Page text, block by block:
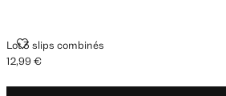
Lot 3 slips combinés
LOT 3 SLIPS COMBINÉS
Prix actuel [12,99 € ]
12,99 €